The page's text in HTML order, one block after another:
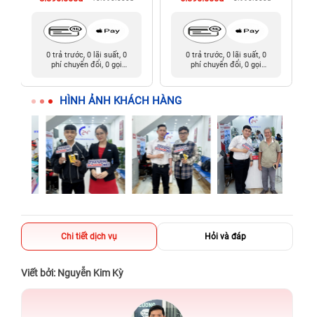
0 trả trước, 0 lãi suất, 0
phí chuyển đổi, 0 gọi
0 trả trước, 0 lãi suất, 0
phí chuyển đổi, 0 gọi
HÌNH ẢNH KHÁCH HÀNG
Chi tiết dịch vụ Hỏi và đáp
Viết bởi: Nguyễn Kim Kỳ